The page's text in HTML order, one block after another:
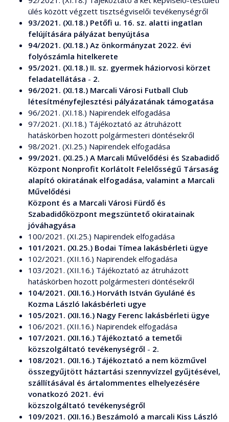
ülés között végzett tisztségviselői tevékenységről
93/2021. (XI.18.) Petőfi u. 16. sz. alatti ingatlan
felújítására pályázat benyújtása
94/2021. (XI.18.) Az önkormányzat 2022. évi
folyószámla hitelkerete
95/2021. (XI.18.) II. sz. gyermek háziorvosi körzet
feladatellátása - 2.
96/2021. (XI.18.) Marcali Városi Futball Club
létesítményfejlesztési pályázatának támogatása
96/2021. (XI.18.) Napirendek elfogadása
97/2021. (XI.18.) Tájékoztató az átruházott
hatáskörben hozott polgármesteri döntésekről
98/2021. (XI.25.) Napirendek elfogadása
99/2021. (XI.25.) A Marcali Művelődési és Szabadidő
Központ Nonprofit Korlátolt Felelősségű Társaság
alapító okiratának elfogadása, valamint a Marcali
Művelődési
Központ és a Marcali Városi Fürdő és
Szabadidőközpont megszüntető okiratainak
jóváhagyása
100/2021. (XI.25.) Napirendek elfogadása
101/2021. (XI.25.) Bodai Tímea lakásbérleti ügye
102/2021. (XII.16.) Napirendek elfogadása
103/2021. (XII.16.) Tájékoztató az átruházott
hatáskörben hozott polgármesteri döntésekről
104/2021. (XII.16.) Horváth István Gyuláné és
Kozma László lakásbérleti ugye
105/2021. (XII.16.) Nagy Ferenc lakásbérleti ügye
106/2021. (XII.16.) Napirendek elfogadása
107/2021. (XII.16.) Tájékoztató a temetői
közszolgáltató tevékenységről - 2.
108/2021. (XII.16.) Tájékoztató a nem közművel
összegyűjtött háztartási szennyvízzel gyűjtésével,
szállításával és ártalommentes elhelyezésére
vonatkozó 2021. évi
közszolgáltató tevékenységről
109/2021. (XII.16.) Beszámoló a marcali Kiss László